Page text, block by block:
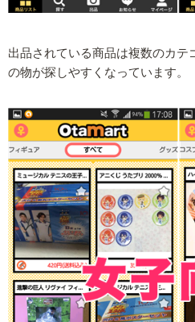
出品されている商品は複数のカテ
の物が探しやすくなっています。